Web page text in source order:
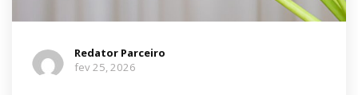
Redator Parceiro
fev 25, 2026